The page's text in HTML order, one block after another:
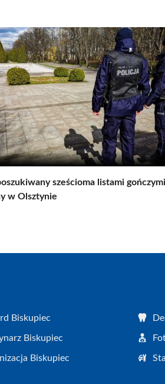
sześcioma listami gończymi
w Olsztynie
Biskupiec
Biskupiec
Biskupiec